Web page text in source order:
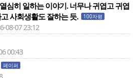
심히 일하는 이야기. 너무나 귀엽고 귀엽
사회생활도 잘하는 듯.
100자평
08-07 23:12
00:43
페이퍼